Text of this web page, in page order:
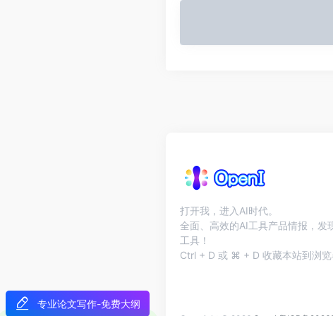
专业论文写作-免费大纲
打开我，进入AI时代。
全面、高效的AI工具产品情报，发
工具！
Ctrl + D 或 ⌘ + D 收藏本站到浏览